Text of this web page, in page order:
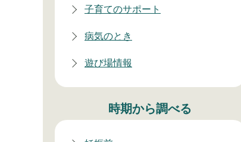
子育てのサポート
病気のとき
遊び場情報
時期から調べる